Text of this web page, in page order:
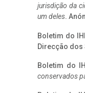
jurisdição da
um deles.
Boletim do
Direcção dos
Boletim do
conservados